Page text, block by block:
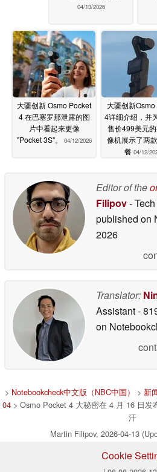
04/13/2026
大疆创新 Osmo Pocket
4 在巴塞罗那泄露的图
片中看起来更像
"Pocket 3S"。
04/12/2026
大疆创新
4详细介绍，并
售价499美元
像机展示了两
餐 04/12/
Editor of the
Filipov-
published on
2026
Translator:
Assistant-
on
> Notebookcheck中文版（NBC中国） > 新
04> Osmo Pocket 4 大秘密在 4 月 16 日发
汗
Martin Filipov, 2026-04-13
Cookie